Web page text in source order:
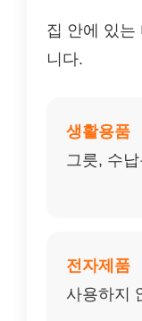
집 안에 있는
니다.
생활용품
그릇, 수
전자제품
사용하지